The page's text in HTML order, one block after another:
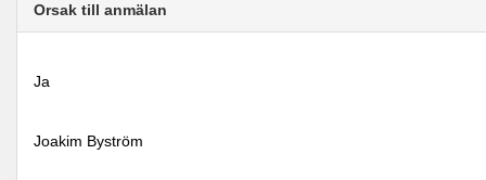
Orsak till anmälan
Ja
Joakim Byström